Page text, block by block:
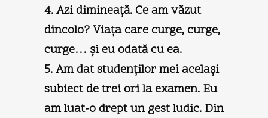
4. Azi dimineaţă. Ce am văzut
dincolo? Viaţa care curge, curge,
curge… şi eu odată cu ea.
5. Am dat studenţilor mei acelaşi
subiect de trei ori la examen. Eu
am luat-o drept un gest ludic. Din